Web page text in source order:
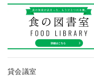
貸会議室